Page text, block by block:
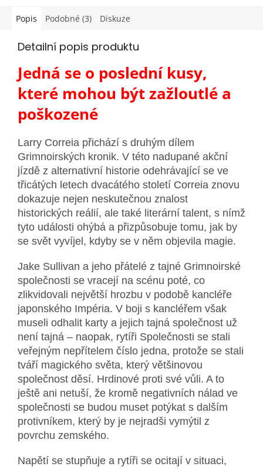
Popis Podobné (3) Diskuze
Detailní popis produktu
Jedná se o poslední kusy,
které mohou být zažloutlé a
poškozené
Larry Correia přichází s druhým dílem
Grimnoirských kronik. V této nadupané akční
jízdě z alternativní historie odehrávající se ve
třicátých letech dvacátého století Correia znovu
dokazuje nejen neskutečnou znalost
historických reálií, ale také literární talent, s nímž
tyto události ohýbá a přizpůsobuje tomu, jak by
se svět vyvíjel, kdyby se v něm objevila magie.
Jake Sullivan a jeho přátelé z tajné Grimnoirské
společnosti se vracejí na scénu poté, co
zlikvidovali největší hrozbu v podobě kancléře
japonského Impéria. V boji s kancléřem však
museli odhalit karty a jejich tajná společnost už
není tajná – naopak, rytíři Společnosti se stali
veřejným nepřítelem číslo jedna, protože se stali
tváří magického světa, který většinovou
společnost děsí. Hrdinové proti své vůli. A to
ještě ani netuší, že kromě negativních nálad ve
společnosti se budou muset potýkat s dalším
protivníkem, který by je nejradši vymýtil z
povrchu zemského.
Napětí se stupňuje a rytíři se ocitají v situaci,